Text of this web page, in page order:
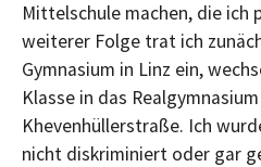
Mittelschule machen, die ich
weiterer Folge trat ich
Gymnasium in Linz ein,
Klasse in das
Khevenhüllerstraße. Ich
nicht diskriminiert oder gar